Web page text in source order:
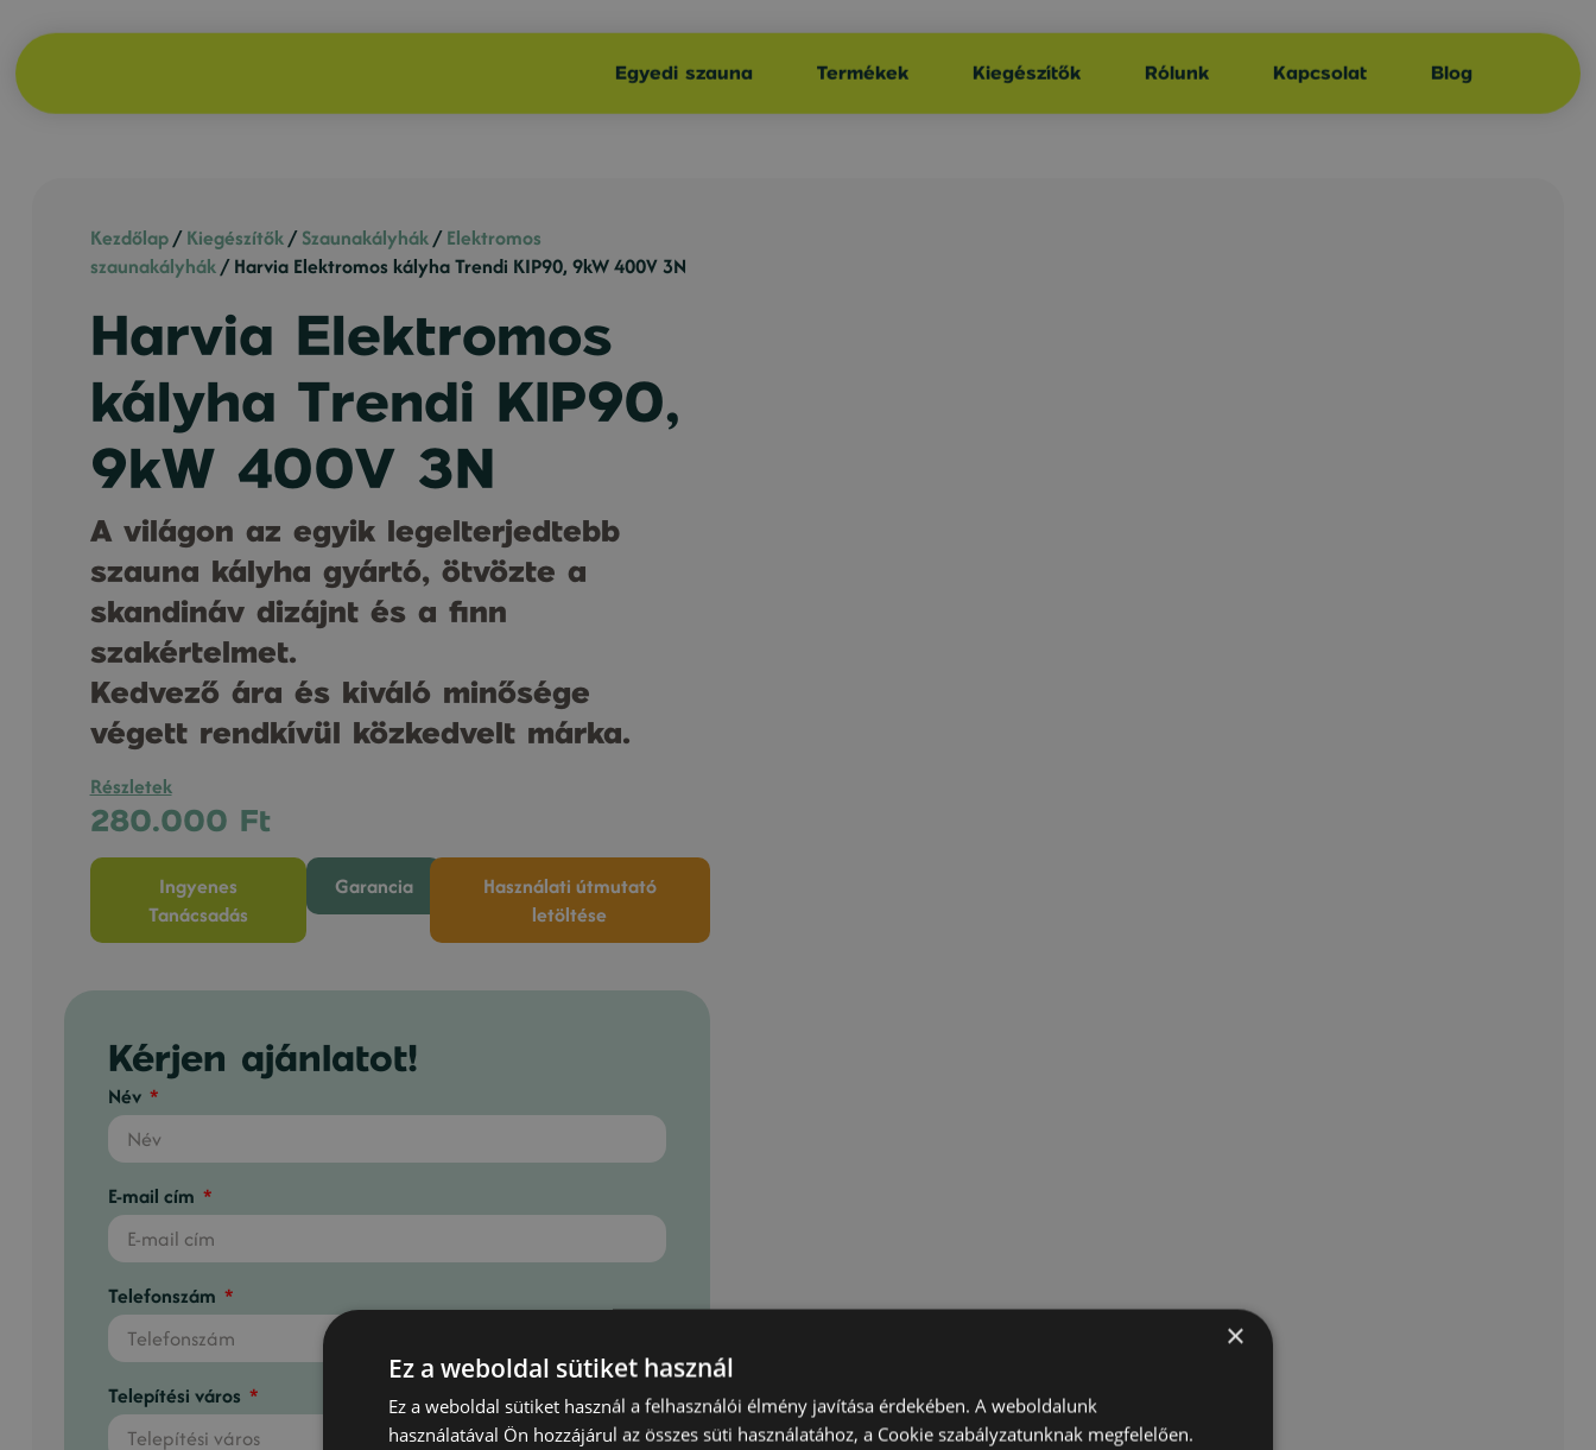
Egyedi szauna Termékek Kiegészítők Rólunk Kapcsolat Blog
Kezdőlap/Kiegészítők/Szaunakályhák/Elektromos
szaunakályhák/ Harvia Elektromos kályha Trendi KIP90, 9kW 400V 3N
Harvia Elektromos
kályha Trendi KIP90,
9kW 400V 3N
A világon az egyik legelterjedtebb
szauna kályha gyártó, ötvözte a
skandináv dizájnt és a finn
szakértelmet.
Kedvező ára és kiváló minősége
végett rendkívül közkedvelt márka.
Részletek
280.000 Ft
Ingyenes
Tanácsadás
Garancia
Használati útmutató
letöltése
Kérjen ajánlatot!
Név
E-mail cím
Telefonszám
Telepítési város
×
Ez a weboldal sütiket használ
Ez a weboldal sütiket használ a felhasználói élmény javítása érdekében. A weboldalunk
használatával Ön hozzájárul az összes süti használatához, a Cookie szabályzatunknak megfelelően.